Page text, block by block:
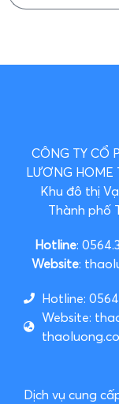
CÔNG TY CỔ
LƯƠNG HOME
Khu đô thị
Thành phố
Hotline:
Website:
Hotline:
Website:
Dịch vụ cung